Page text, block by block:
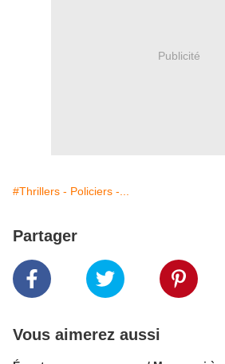
Publicité
#Thrillers - Policiers -...
Partager
Vous aimerez aussi